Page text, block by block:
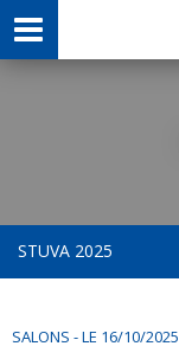
STUVA 2025
SALONS -LE 16/10/2025